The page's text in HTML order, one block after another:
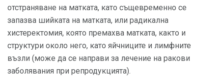
отстраняване на матката, като същевременно се
запазва шийката на матката, или радикална
хистеректомия, която премахва матката, както и
структури около него, като яйчниците и лимфните
възли (може да се направи за лечение на ракови
заболявания при репродукцията).